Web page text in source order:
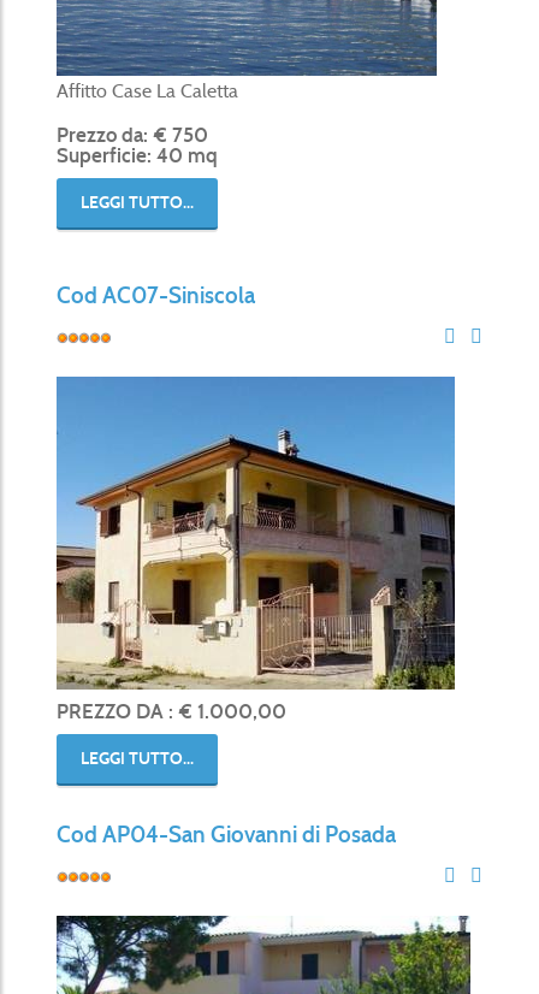
Affitto Case La Caletta
Prezzo da: € 750
Superficie: 40 mq
LEGGI TUTTO...
Cod AC07-Siniscola
PREZZO DA : € 1.000,00
LEGGI TUTTO...
Cod AP04-San Giovanni di Posada